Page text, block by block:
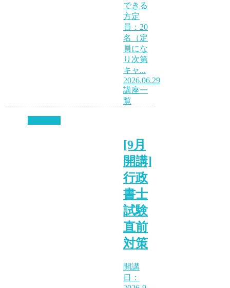
できる
方定
員：20
名（定
員にな
り次第
キャ...
2026.06.29
講座一
覧
[9月
開講]
行政
書士
試験
直前
対策
開講
日：